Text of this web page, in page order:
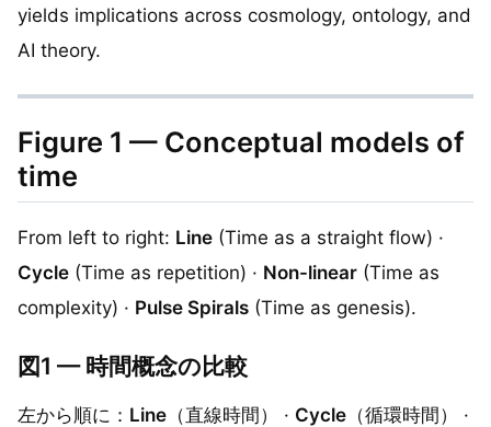
yields implications across cosmology, ontology, and
AI theory.
Figure 1 — Conceptual models of
time
From left to right: Line (Time as a straight flow) ·
Cycle (Time as repetition) · Non-linear (Time as
complexity) · Pulse Spirals (Time as genesis).
図1 — 時間概念の比較
左から順に： Line （直線時間） · Cycle （循環時間） ·